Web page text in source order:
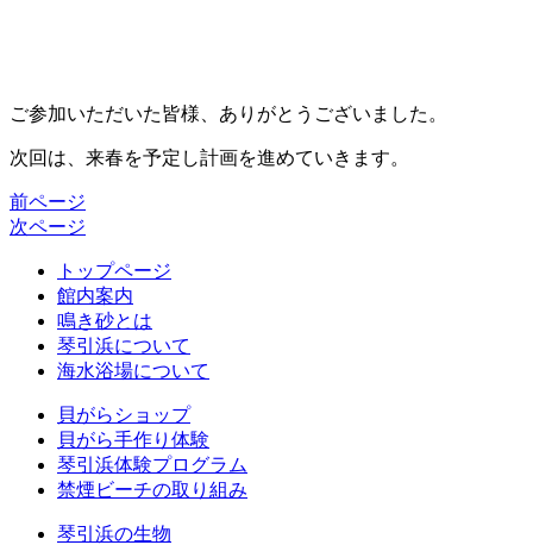
ご参加いただいた皆様、ありがとうございました。
次回は、来春を予定し計画を進めていきます。
前ページ
次ページ
トップページ
館内案内
鳴き砂とは
琴引浜について
海水浴場について
貝がらショップ
貝がら手作り体験
琴引浜体験プログラム
禁煙ビーチの取り組み
琴引浜の生物